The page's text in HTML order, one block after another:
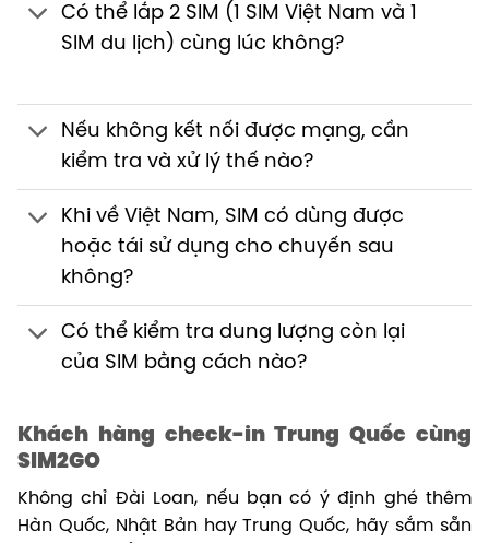
Có thể lắp 2 SIM (1 SIM Việt Nam và 1
SIM du lịch) cùng lúc không?
Nếu không kết nối được mạng, cần
kiểm tra và xử lý thế nào?
Khi về Việt Nam, SIM có dùng được
hoặc tái sử dụng cho chuyến sau
không?
Có thể kiểm tra dung lượng còn lại
của SIM bằng cách nào?
Khách hàng check-in Trung Quốc cùng
SIM2GO
Không chỉ Đài Loan, nếu bạn có ý định ghé thêm
Hàn Quốc, Nhật Bản hay Trung Quốc, hãy sắm sẵn